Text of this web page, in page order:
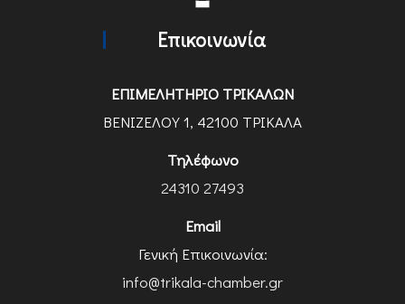
Επικοινωνία
ΕΠΙΜΕΛΗΤΗΡΙΟ ΤΡΙΚΑΛΩΝ
ΒΕΝΙΖΕΛΟΥ 1, 42100 ΤΡΙΚΑΛΑ
Τηλέφωνο
24310 27493
Email
Γενική Επικοινωνία:
info@trikala-chamber.gr